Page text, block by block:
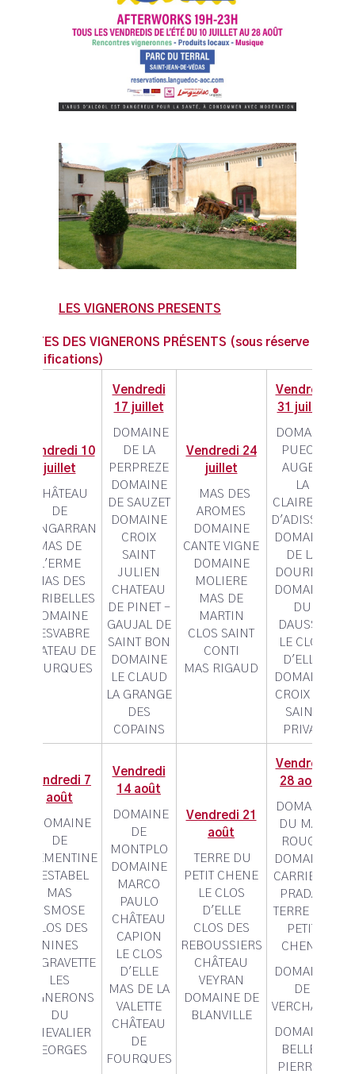
LES VIGNERONS PRESENTS
LISTES DES VIGNERONS PRÉSENTS (sous réserve de
modifications)
Vendredi 10
juillet
CHÂTEAU
DE
L'ENGARRAN
MAS DE
L'ERME
MAS DES
AURIBELLES
DOMAINE
DESVABRE
CHATEAU DE
FOURQUES
Vendredi
17 juillet
DOMAINE
DE LA
PERPREZE
DOMAINE
DE SAUZET
DOMAINE
CROIX
SAINT
JULIEN
CHATEAU
DE PINET -
GAUJAL DE
SAINT BON
DOMAINE
LE CLAUD
LA GRANGE
DES
COPAINS
Vendredi 24
juillet
MAS DES
AROMES
DOMAINE
CANTE VIGNE
DOMAINE
MOLIERE
MAS DE
MARTIN
CLOS SAINT
CONTI
MAS RIGAUD
Vendredi
31 juillet
DOMAINE
PUECH
AUGER
LA
CLAIRETTE
D'ADISSAN
DOMAINE
DE LA
DOURBIE
DOMAINE
DU
DAUSSO
LE CLOS
D'ELLE
DOMAINE
CROIX DE
SAINT
PRIVAT
Vendredi 7
août
DOMAINE
DE
CLEMENTINE
L'ESTABEL
MAS
OSMOSE
CLOS DES
NINES
LA GRAVETTE
LES
VIGNERONS
DU
CHEVALIER
GEORGES
Vendredi
14 août
DOMAINE
DE
MONTPLO
DOMAINE
MARCO
PAULO
CHÂTEAU
CAPION
LE CLOS
D'ELLE
MAS DE LA
VALETTE
CHÂTEAU
DE
FOURQUES
Vendredi 21
août
TERRE DU
PETIT CHENE
LE CLOS
D'ELLE
CLOS DES
REBOUSSIERS
CHÂTEAU
VEYRAN
DOMAINE DE
BLANVILLE
Vendredi
28 août
DOMAINE
DU MAS
ROUGE
DOMAINE
CARRIERE
PRADAL
TERRE DU
PETIT
CHENE
DOMAINE
DE
VERCHANT
DOMAINE
BELLES
PIERRES